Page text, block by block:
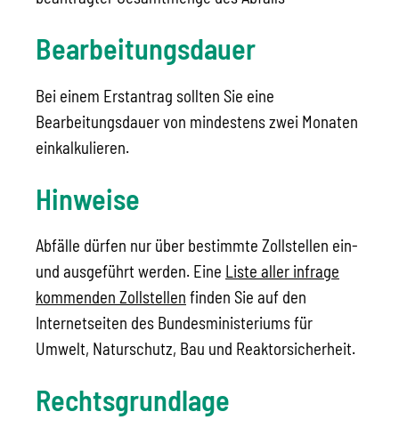
Bearbeitungsdauer
Bei einem Erstantrag sollten Sie eine
Bearbeitungsdauer von mindestens zwei Monaten
einkalkulieren.
Hinweise
Abfälle dürfen nur über bestimmte Zollstellen ein-
und ausgeführt werden. Eine Liste aller infrage
kommenden Zollstellen finden Sie auf den
Internetseiten des Bundesministeriums für
Umwelt, Naturschutz, Bau und Reaktorsicherheit.
Rechtsgrundlage